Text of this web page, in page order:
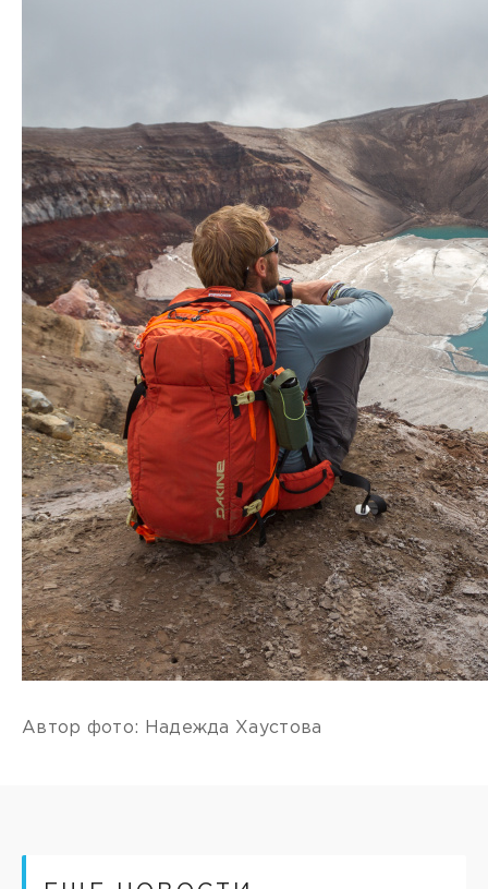
Автор фото: Надежда Хаустова